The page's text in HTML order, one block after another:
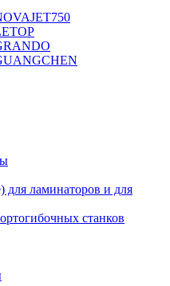
для ламинаторов и для
станков